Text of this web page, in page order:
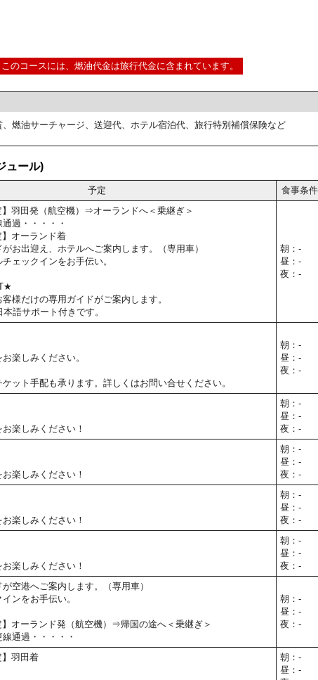
のコースには、燃油代金は旅行代金に含まれています。
燃油サーチャージ、送迎代、ホテル宿泊代、旅行特別補償保険など
ュール)
予定
食事条件
】羽田発（航空機）⇒オーランドへ＜乗継ぎ＞
過・・・・・
】オーランド着
がお出迎え、ホテルへご案内します。（専用車）
ェックインをお手伝い。
様だけの専用ガイドがご案内します。
語サポート付きです。
朝：-
昼：-
夜：-
楽しみください。
ット手配も承ります。詳しくはお問い合せください。
朝：-
昼：-
夜：-
楽しみください！
朝：-
昼：-
夜：-
楽しみください！
朝：-
昼：-
夜：-
楽しみください！
朝：-
昼：-
夜：-
楽しみください！
朝：-
昼：-
夜：-
が空港へご案内します。（専用車）
ンをお手伝い。
】オーランド発（航空機）⇒帰国の途へ＜乗継ぎ＞
通過・・・・・
朝：-
昼：-
夜：-
】羽田着
朝：-
昼：-